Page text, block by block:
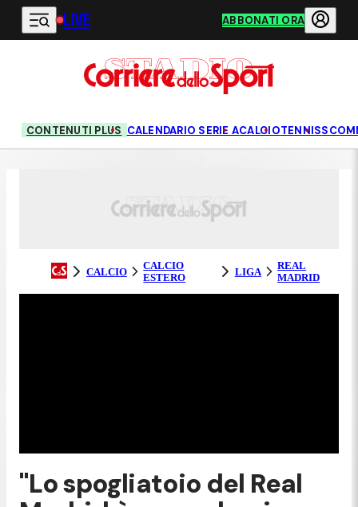
Vai al contenuto principale
LIVE ABBONATI ORA
CONTENUTI PLUS CALENDARIO SERIE ACALCIOTENNIS
CALCIO
CALCIO
ESTERO
LIGA
REAL
MADRID
"Lo spogliatoio del Real